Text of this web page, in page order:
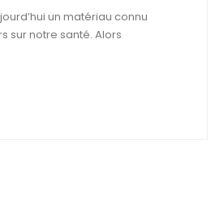
un matériau connu
sur notre santé. Alors